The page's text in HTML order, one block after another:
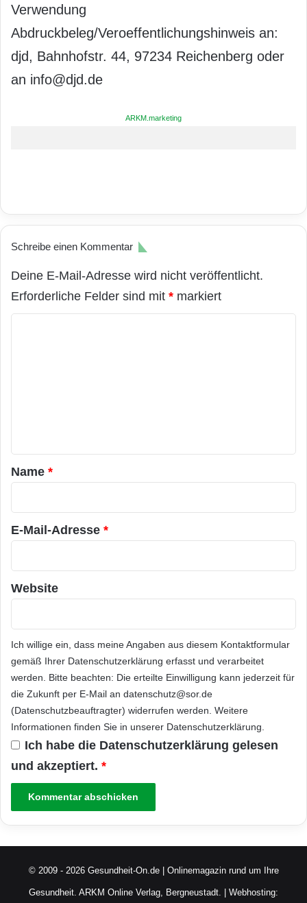
Verwendung
Abdruckbeleg/Veroeffentlichungshinweis an:
djd, Bahnhofstr. 44, 97234 Reichenberg oder
an info@djd.de
ARKM.marketing
Schreibe einen Kommentar
Deine E-Mail-Adresse wird nicht veröffentlicht.
Erforderliche Felder sind mit * markiert
a
r
*
Name *
E-Mail-Adresse *
Website
Ich willige ein, dass meine Angaben aus diesem Kontaktformular
gemäß Ihrer Datenschutzerklärung erfasst und verarbeitet
werden. Bitte beachten: Die erteilte Einwilligung kann jederzeit für
die Zukunft per E-Mail an datenschutz@sor.de
(Datenschutzbeauftragter) widerrufen werden. Weitere
Informationen finden Sie in unserer Datenschutzerklärung
Ich habe die Datenschutzerklärung gelesen
und akzeptiert. *
© 2009 - 2026 Gesundheit-On.de | Onlinemagazin rund um Ihre
Gesundheit. ARKM Online Verlag, Bergneustadt. | Webhosting: